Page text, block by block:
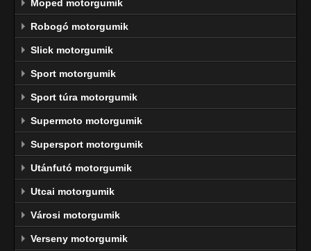
Moped motorgumik
Robogó motorgumik
Slick motorgumik
Sport motorgumik
Sport túra motorgumik
Supermoto motorgumik
Supersport motorgumik
Utánfutó motorgumik
Utcai motorgumik
Városi motorgumik
Verseny motorgumik